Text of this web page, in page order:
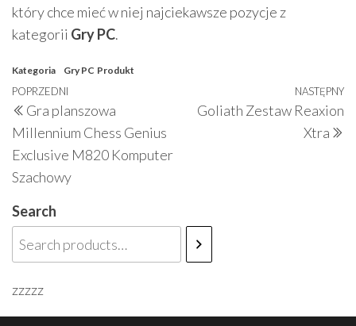
który chce mieć w niej najciekawsze pozycje z
kategorii Gry PC.
Kategoria Gry PC Produkt
Nawigacja
wpisu
Poprzedni
wpis
POPRZEDNI
Gra planszowa
Millennium Chess Genius
Exclusive M820 Komputer
Szachowy
NASTĘPNY
Goliath Zestaw Reaxion
Xtra
Search
zzzzz